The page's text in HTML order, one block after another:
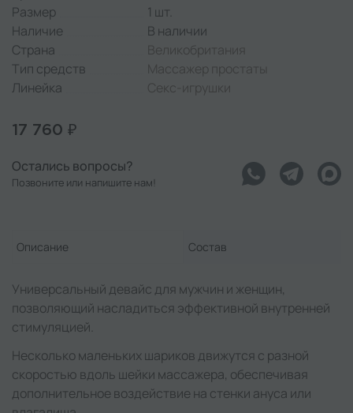
Размер
1 шт.
Наличие
В наличии
Страна
Великобритания
Тип средств
Массажер простаты
Линейка
Секс-игрушки
17 760 ₽
Остались вопросы?
Позвоните или напишите нам!
Описание Состав
Универсальный девайс для мужчин и женщин,
позволяющий насладиться эффективной внутренней
стимуляцией.
Несколько маленьких шариков движутся с разной
скоростью вдоль шейки массажера, обеспечивая
дополнительное воздействие на стенки ануса или